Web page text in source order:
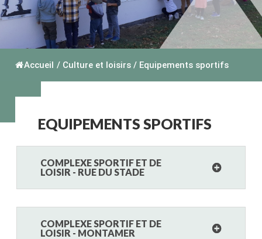
Accueil / Culture et loisirs / Equipements sportifs
EQUIPEMENTS SPORTIFS
COMPLEXE SPORTIF ET DE
LOISIR - RUE DU STADE
COMPLEXE SPORTIF ET DE
LOISIR - MONTAMER